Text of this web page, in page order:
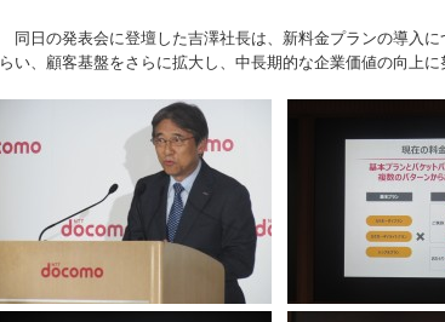
同日の発表会に登壇した吉澤社長は、新料金プランの導入
らい、顧客基盤をさらに拡大し、中長期的な企業価値の向上に